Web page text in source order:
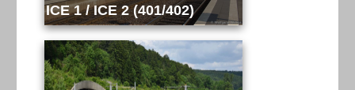
ICE 1 / ICE 2 (401/402)